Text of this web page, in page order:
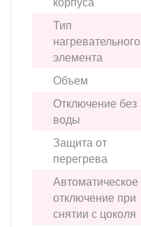
Тип
нагревательного
элемента
Объем
Отключение без
воды
Защита от
перегрева
Автоматическое
отключение при
снятии с цоколя